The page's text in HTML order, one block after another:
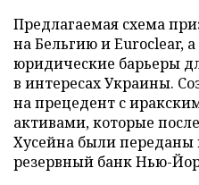
Предлагаемая схема
на Бельгию и Euroclear,
юридические барьеры
в интересах Украины.
на прецедент с
активами, которые
Хусейна были
резервный банк Нью-